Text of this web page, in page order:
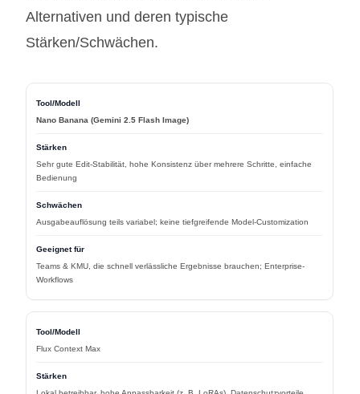
Alternativen und deren typische
Stärken/Schwächen.
Nano Banana (Gemini 2.5 Flash Image)
Sehr gute Edit-Stabilität, hohe Konsistenz über mehrere Schritte, einfache
Bedienung
Ausgabeauflösung teils variabel; keine tiefgreifende Model-Customization
Teams & KMU, die schnell verlässliche Ergebnisse brauchen; Enterprise-
Workflows
Flux Context Max